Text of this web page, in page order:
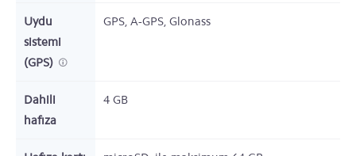
Uydu
sistemi
(GPS)
GPS, A-GPS, Glonass
Dahili
hafıza
4 GB